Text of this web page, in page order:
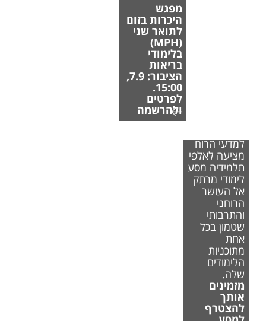
מפגש
היכרות בזום
לתואר שני
(MPH)
בלימודי
בריאות
הציבור: 7.9,
15:00.
לפרטים
ולהרשמה
למדעי הרוח
מציעה לאלפי
תלמידיה מסע
לימודי מרתק
אל העושר
הרוחני
והתרבותי
שטמון בכל
אחת
מתוכניות
הלימודים
שלה.
מזמינים
אותך
להצטרף